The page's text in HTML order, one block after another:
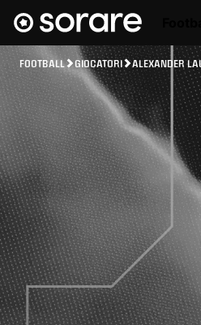
FOOTBALL GIOCATORI ALEXANDER